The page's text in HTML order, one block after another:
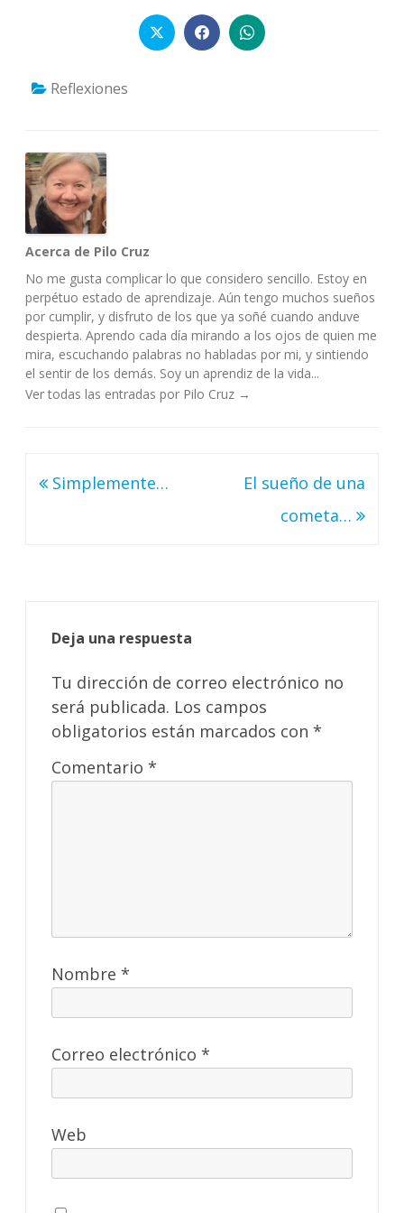
Reflexiones
Acerca de Pilo Cruz
No me gusta complicar lo que considero sencillo. Estoy en
perpétuo estado de aprendizaje. Aún tengo muchos sueños
por cumplir, y disfruto de los que ya soñé cuando anduve
despierta. Aprendo cada día mirando a los ojos de quien me
mira, escuchando palabras no habladas por mi, y sintiendo
el sentir de los demás. Soy un aprendiz de la vida...
Ver todas las entradas por Pilo Cruz →
Navegación
Simplemente…
El sueño de una
cometa…
Deja una respuesta
Tu dirección de correo electrónico no
será publicada. Los campos
obligatorios están marcados con *
Comentario *
Nombre *
Correo electrónico *
Web